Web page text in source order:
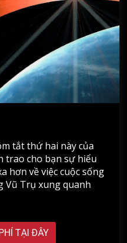
tắt thứ hai này của
trao cho bạn sự hiểu
hơn về việc cuộc sống
Trụ xung quanh
TẠI ĐÂY